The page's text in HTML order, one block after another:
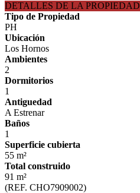
DETALLES DE LA PROPIEDAD
Tipo de Propiedad
PH
Ubicación
Los Hornos
Ambientes
2
Dormitorios
1
Antiguedad
A Estrenar
Baños
1
Superficie cubierta
55 m²
Total construido
91 m²
(REF. CHO7909002)